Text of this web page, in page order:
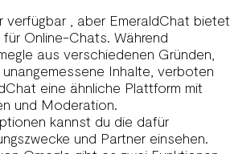
verfügbar , aber EmeraldChat bietet
Online-Chats. Während
aus verschiedenen Gründen,
Inhalte, verboten
eine ähnliche Plattform mit
und Moderation.
kannst du die dafür
und Partner einsehen.